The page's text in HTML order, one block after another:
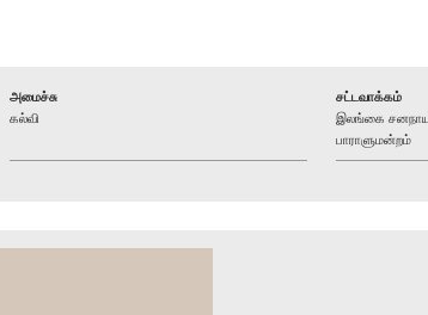
அமைச்சு
கல்வி
சட்டவாக்கம்
இலங்கை
பாராளுமன்றம்